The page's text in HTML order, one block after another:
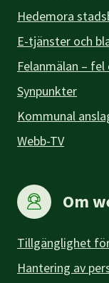
Hedemora
E-tjänster och
Felanmälan –
Synpunkter
Kommunal
Webb-TV
Om
Tillgänglighet
Hantering av